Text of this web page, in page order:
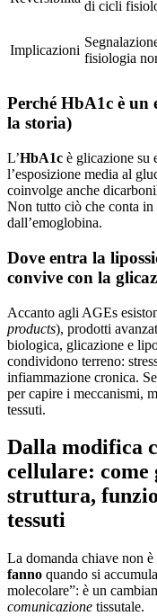
di cicli
Implicazioni
fisiologia
Perché HbA1c è un
la storia)
L’HbA1c è glicazione su
l’esposizione media al
coinvolge anche
Non tutto ciò che conta in
dall’emoglobina.
Dove entra la
convive con la
Accanto agli AGEs
products), prodotti
biologica, glicazione e
condividono terreno:
infiammazione cronica.
per capire i meccanismi,
tessuti.
Dalla modifica
cellulare: come
struttura,
tessuti
La domanda chiave non
fanno quando si
molecolare”: è un
comunicazione tissutale.